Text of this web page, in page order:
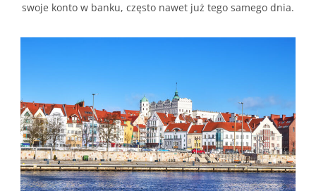
swoje konto w banku, często nawet już tego samego dnia.